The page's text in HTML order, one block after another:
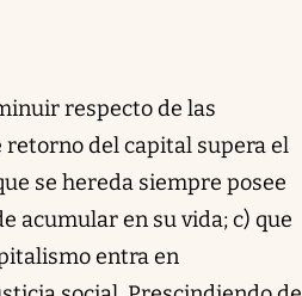
respecto de las
retorno del capital supera el
se hereda siempre posee
acumular en su vida; c) que
entra en